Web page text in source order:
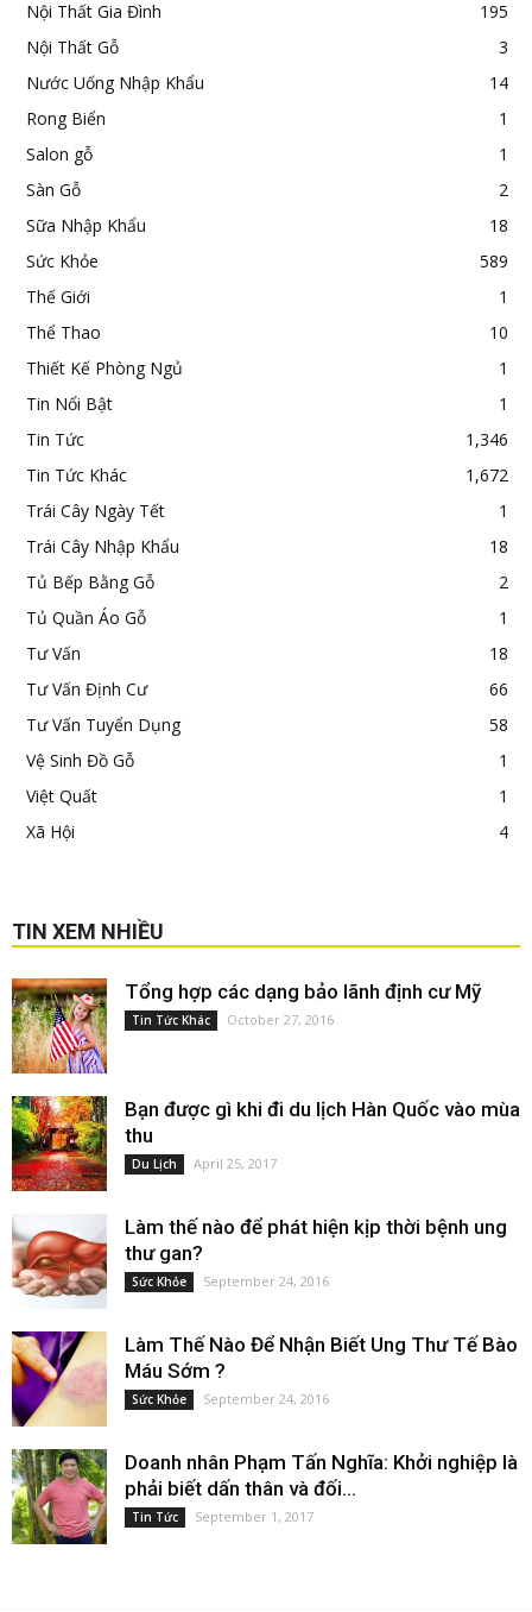
Nội Thất Gia Đình
195
Nội Thất Gỗ
3
Nước Uống Nhập Khẩu
14
Rong Biển
1
Salon gỗ
1
Sàn Gỗ
2
Sữa Nhập Khẩu
18
Sức Khỏe
589
Thế Giới
1
Thể Thao
10
Thiết Kế Phòng Ngủ
1
Tin Nổi Bật
1
Tin Tức
1,346
Tin Tức Khác
1,672
Trái Cây Ngày Tết
1
Trái Cây Nhập Khẩu
18
Tủ Bếp Bằng Gỗ
2
Tủ Quần Áo Gỗ
1
Tư Vấn
18
Tư Vấn Định Cư
66
Tư Vấn Tuyển Dụng
58
Vệ Sinh Đồ Gỗ
1
Việt Quất
1
Xã Hội
4
TIN XEM NHIỀU
Tổng hợp các dạng bảo lãnh định cư Mỹ
Tin Tức Khác October 27, 2016
Bạn được gì khi đi du lịch Hàn Quốc vào mùa
thu
Du Lịch April 25, 2017
Làm thế nào để phát hiện kịp thời bệnh ung
thư gan?
Sức Khỏe September 24, 2016
Làm Thế Nào Để Nhận Biết Ung Thư Tế Bào
Máu Sớm ?
Sức Khỏe September 24, 2016
Doanh nhân Phạm Tấn Nghĩa: Khởi nghiệp là
phải biết dấn thân và đối...
Tin Tức September 1, 2017